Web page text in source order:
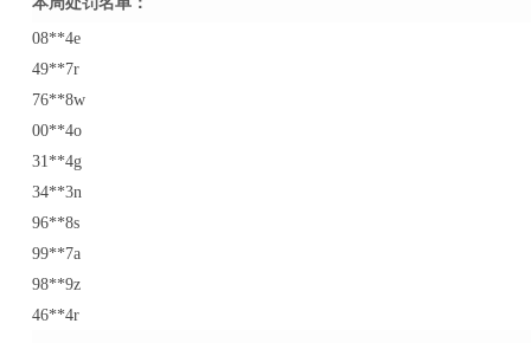
08**4e
49**7r
76**8w
00**4o
31**4g
34**3n
96**8s
99**7a
98**9z
46**4r